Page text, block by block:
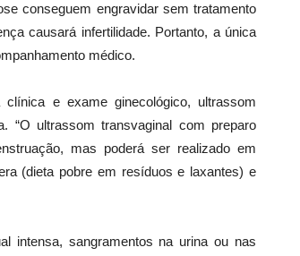
conseguem engravidar sem tratamento
causará infertilidade. Portanto, a única
médico.
e exame ginecológico, ultrassom
“O ultrassom transvaginal com preparo
mas poderá ser realizado em
(dieta pobre em resíduos e laxantes) e
intensa, sangramentos na urina ou nas